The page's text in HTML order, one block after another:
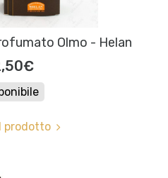
Olmo - Helan
prodotto